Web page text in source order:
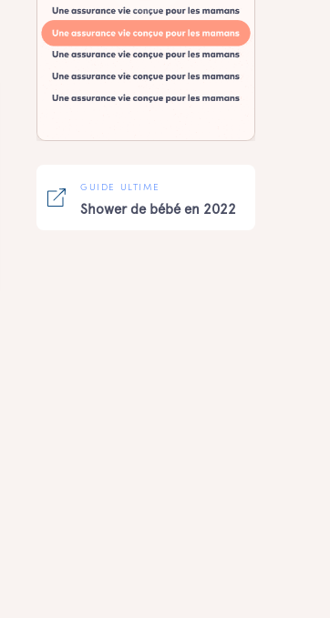
GUIDE ULTIME
Shower de bébé en 2022